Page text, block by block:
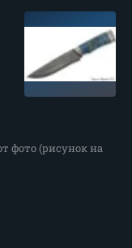
фото (рисунок на